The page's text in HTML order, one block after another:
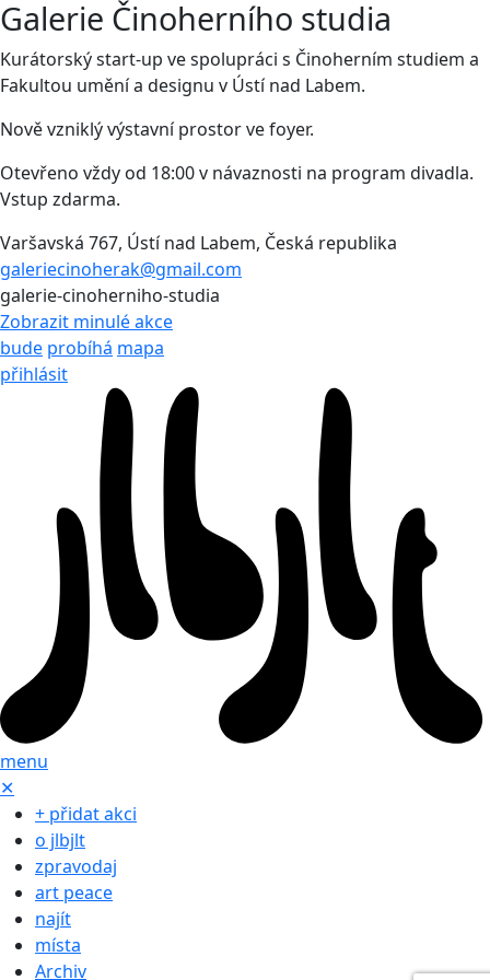
Galerie Činoherního studia
Kurátorský start-up ve spolupráci s Činoherním studiem a
Fakultou umění a designu v Ústí nad Labem.
Nově vzniklý výstavní prostor ve foyer.
Otevřeno vždy od 18:00 v návaznosti na program divadla.
Vstup zdarma.
Varšavská 767, Ústí nad Labem, Česká republika
galeriecinoherak@gmail.com
galerie-cinoherniho-studia
Zobrazit minulé akce
bude probíhá mapa
přihlásit
menu
✕
+ přidat akci
o jlbjlt
zpravodaj
art peace
najít
místa
Archiv